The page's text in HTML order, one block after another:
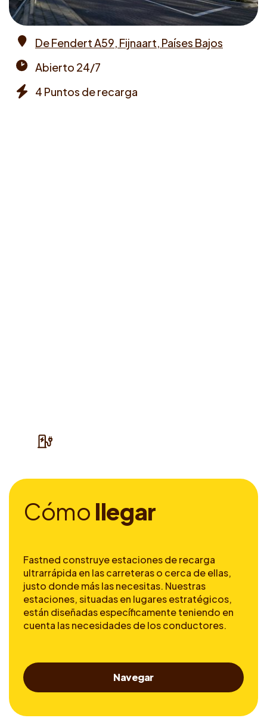
De Fendert A59, Fijnaart, Países Bajos
times
Abierto 24/7
4 Puntos de recarga
Cómo llegar
Fastned construye estaciones de recarga
ultrarrápida en las carreteras o cerca de ellas,
justo donde más las necesitas. Nuestras
estaciones, situadas en lugares estratégicos,
están diseñadas específicamente teniendo en
cuenta las necesidades de los conductores.
Navegar